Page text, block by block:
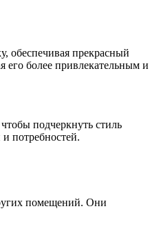
обеспечивая прекрасный
его более привлекательным и
подчеркнуть стиль
потребностей.
помещений. Они